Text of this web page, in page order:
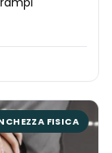
FISICA